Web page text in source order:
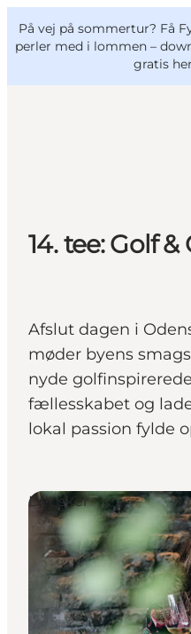
På vej på sommertur? Få
perler med i lommen –
gratis
Mad og drikke
VisitFyn
Deutsch
14. tee: Golf
Afslut dagen i
møder byens
nyde
fællesskabet og
lokal passion fylde
Det sker